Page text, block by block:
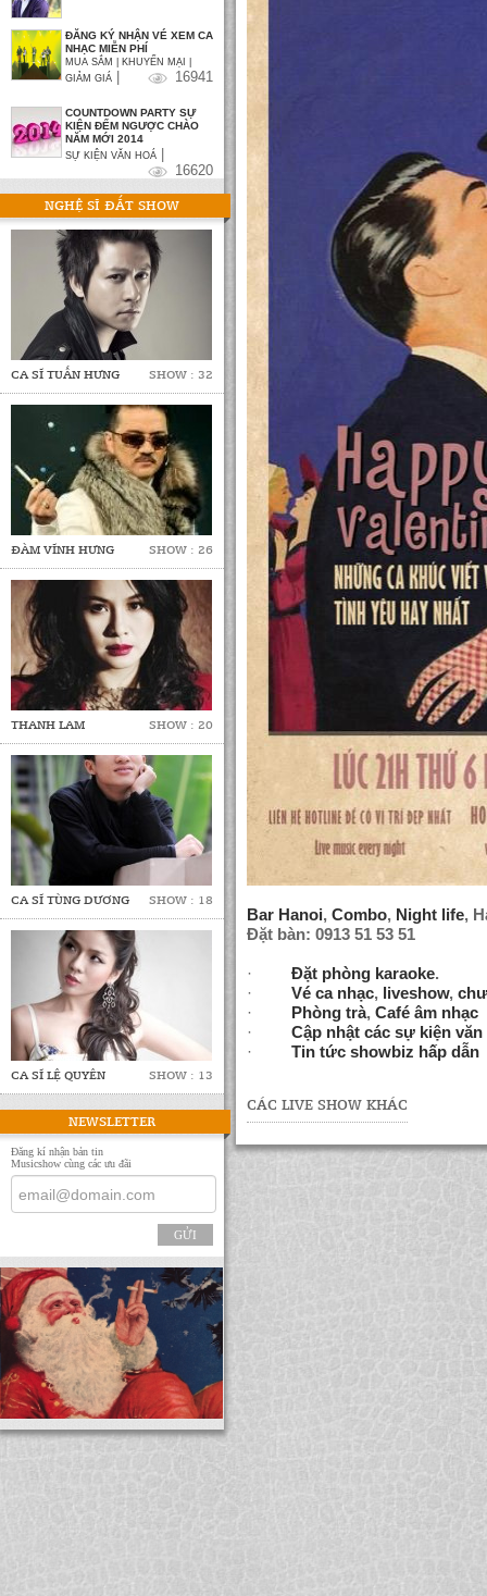
ĐĂNG KÝ NHẬN VÉ XEM CA
NHẠC MIỄN PHÍ
MUA SẮM | KHUYẾN MẠI |
GIẢM GIÁ
16941
COUNTDOWN PARTY SỰ
KIỆN ĐẾM NGƯỢC CHÀO
NĂM MỚI 2014
SỰ KIỆN VĂN HOÁ
16620
NGHỆ SĨ ĐẮT SHOW
CA SĨ TUẤN HƯNG SHOW : 32
ĐÀM VĨNH HƯNG SHOW : 26
THANH LAM SHOW : 20
CA SĨ TÙNG DƯƠNG SHOW : 18
CA SĨ LỆ QUYÊN SHOW : 13
NEWSLETTER
Đăng kí nhận bản tin
Musicshow cùng các ưu đãi
GỬI
Bar Hanoi, Combo, Night life,
Đặt bàn: 0913 51 53 51
· Đặt phòng karaoke.
· Vé ca nhạc, liveshow,
· Phòng trà, Café âm nhạc
· Cập nhật các sự kiện văn
· Tin tức showbiz hấp dẫn
CÁC LIVE SHOW KHÁC